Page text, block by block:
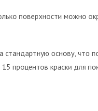
поверхности можно
основу, что
процентов краски для